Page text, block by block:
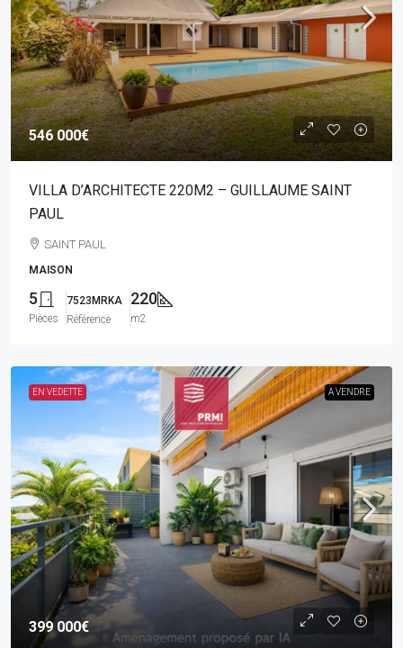
546 000€
VILLA D’ARCHITECTE 220M2 – GUILLAUME SAINT
PAUL
SAINT PAUL
MAISON
5
Pièces
7523MRKA
Référence
220
m2
EN VEDETTE A VENDRE
399 000€